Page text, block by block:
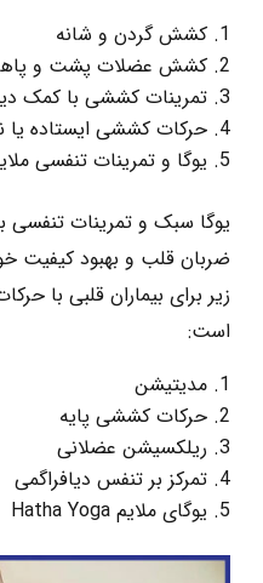
کشش گردن و شانه
کشش عضلات پشت و
تمرینات کششی با کمک
حرکات کششی ایستاده یا
یوگا و تمرینات تنفسی
یوگا سبک و تمرینات
ضربان قلب و بهبود کیفیت
زیر برای بیماران قلبی با
است:
مدیتیشن
حرکات کششی پایه
ریلکسیشن عضلانی
تمرکز بر تنفس دیافراگمی
یوگای ملایم Hatha Yoga